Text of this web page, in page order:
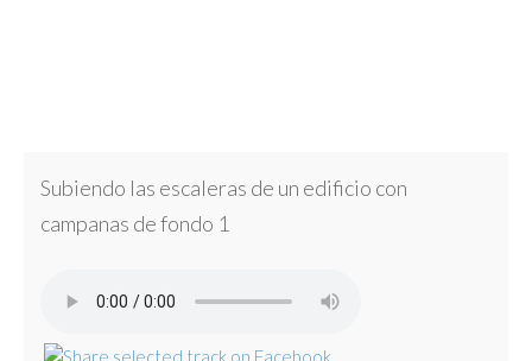
Subiendo las escaleras de un edificio con
campanas de fondo 1